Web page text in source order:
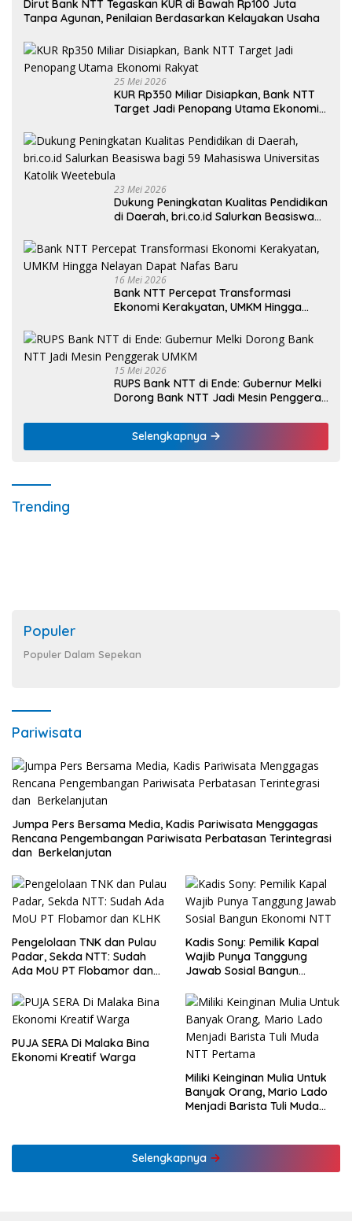
Dirut Bank NTT Tegaskan KUR di Bawah Rp100 Juta
Tanpa Agunan, Penilaian Berdasarkan Kelayakan Usaha
25 Mei 2026
KUR Rp350 Miliar Disiapkan, Bank NTT
Target Jadi Penopang Utama Ekonomi
23 Mei 2026
Dukung Peningkatan Kualitas Pendidikan
di Daerah, bri.co.id Salurkan Beasiswa
Weetebula
16 Mei 2026
Bank NTT Percepat Transformasi
Ekonomi Kerakyatan, UMKM Hingga
15 Mei 2026
RUPS Bank NTT di Ende: Gubernur Melki
Dorong Bank NTT Jadi Mesin Penggerak
Selengkapnya
Trending
Populer
Populer Dalam Sepekan
Pariwisata
Jumpa Pers Bersama Media, Kadis Pariwisata Menggagas
Rencana Pengembangan Pariwisata Perbatasan Terintegrasi
dan Berkelanjutan
Pengelolaan TNK dan Pulau
Padar, Sekda NTT: Sudah
Ada MoU PT Flobamor dan
Kadis Sony: Pemilik Kapal
Wajib Punya Tanggung
Jawab Sosial Bangun
PUJA SERA Di Malaka Bina
Ekonomi Kreatif Warga
Miliki Keinginan Mulia Untuk
Banyak Orang, Mario Lado
Menjadi Barista Tuli Muda
Selengkapnya